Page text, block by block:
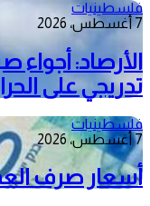
فلسطينيات
7 أغسطس، 2026
الأرصاد: أجواء
تدريجي على
فلسطينيات
7 أغسطس، 2026
أسعار صرف